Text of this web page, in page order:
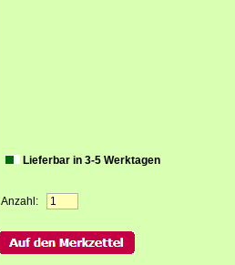
Lieferbar in 3-5 Werktagen
Anzahl: